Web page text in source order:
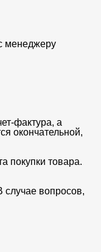
менеджеру
фактура, а
окончательной,
покупки товара.
случае вопросов,